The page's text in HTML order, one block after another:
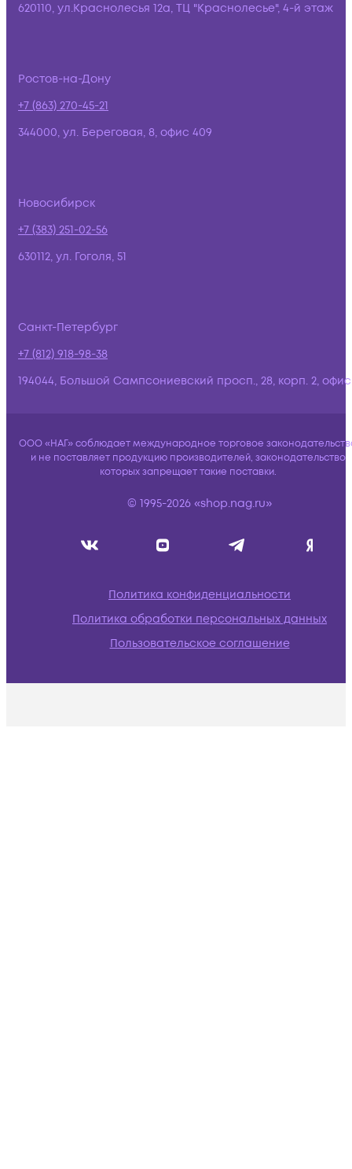
620110, ул.Краснолесья 12а, ТЦ "Краснолесье", 4-й этаж
Ростов-на-Дону
+7 (863) 270-45-21
344000, ул. Береговая, 8, офис 409
Новосибирск
+7 (383) 251-02-56
630112, ул. Гоголя, 51
Санкт-Петербург
+7 (812) 918-98-38
194044, Большой Сампсониевский просп., 28, корп. 2,
ООО «НАГ» соблюдает международное торговое
и не поставляет продукцию производителей, законодательство
которых запрещает такие поставки.
© 1995-2026 «shop.nag.ru»
Политика конфиденциальности
Политика обработки персональных данных
Пользовательское соглашение